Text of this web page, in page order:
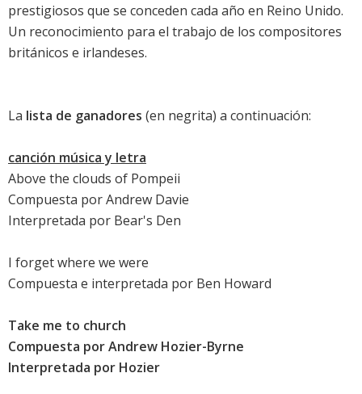
prestigiosos que se conceden cada año en Reino Unido.
Un reconocimiento para el trabajo de los compositores
británicos e irlandeses.
La lista de ganadores (en negrita) a continuación:
canción música y letra
Above the clouds of Pompeii
Compuesta por Andrew Davie
Interpretada por Bear's Den
I forget where we were
Compuesta e interpretada por Ben Howard
Take me to church
Compuesta porAndrew Hozier-Byrne
Interpretada por Hozier